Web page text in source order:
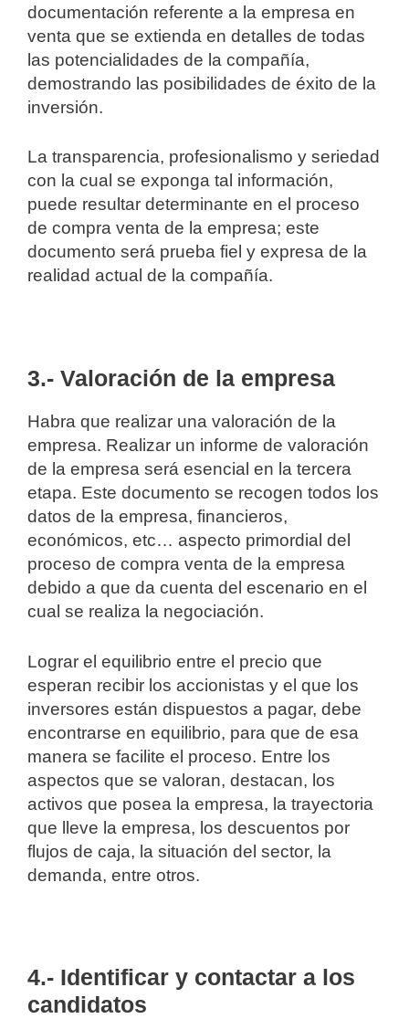
documentación referente a la empresa en
venta que se extienda en detalles de todas
las potencialidades de la compañía,
demostrando las posibilidades de éxito de la
inversión.
La transparencia, profesionalismo y seriedad
con la cual se exponga tal información,
puede resultar determinante en el proceso
de compra venta de la empresa; este
documento será prueba fiel y expresa de la
realidad actual de la compañía.
3.- Valoración de la empresa
Habra que realizar una valoración de la
empresa. Realizar un informe de valoración
de la empresa será esencial en la tercera
etapa. Este documento se recogen todos los
datos de la empresa, financieros,
económicos, etc… aspecto primordial del
proceso de compra venta de la empresa
debido a que da cuenta del escenario en el
cual se realiza la negociación.
Lograr el equilibrio entre el precio que
esperan recibir los accionistas y el que los
inversores están dispuestos a pagar, debe
encontrarse en equilibrio, para que de esa
manera se facilite el proceso. Entre los
aspectos que se valoran, destacan, los
activos que posea la empresa, la trayectoria
que lleve la empresa, los descuentos por
flujos de caja, la situación del sector, la
demanda, entre otros.
4.- Identificar y contactar a los
candidatos